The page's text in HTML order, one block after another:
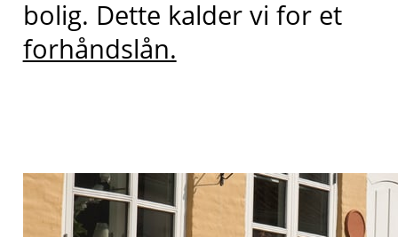
bolig. Dette kalder vi for et
forhåndslån.